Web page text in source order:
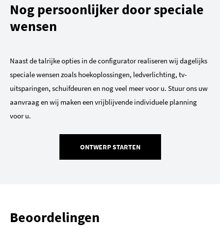
Nog persoonlijker door speciale
wensen
Naast de talrijke opties in de configurator realiseren wij dagelijks
speciale wensen zoals hoekoplossingen, ledverlichting, tv-
uitsparingen, schuifdeuren en nog veel meer voor u. Stuur ons uw
aanvraag en wij maken een vrijblijvende individuele planning
voor u.
ONTWERP STARTEN
Beoordelingen